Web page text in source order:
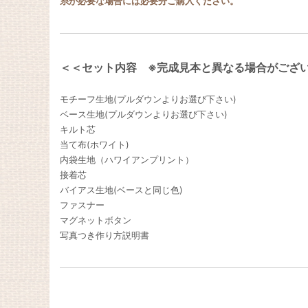
＜＜セット内容 ※完成見本と異なる場合がござ
モチーフ生地(プルダウンよりお選び下さい)
ベース生地(プルダウンよりお選び下さい)
キルト芯
当て布(ホワイト)
内袋生地（ハワイアンプリント）
接着芯
バイアス生地(ベースと同じ色)
ファスナー
マグネットボタン
写真つき作り方説明書